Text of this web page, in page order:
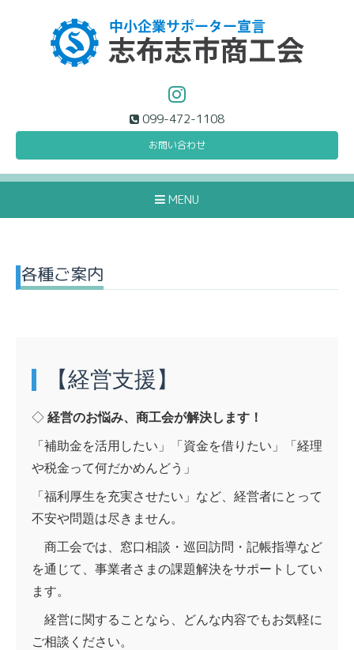
099-472-1108
お問い合わせ
MENU
各種ご案内
【経営支援】
◇ 経営のお悩み、商工会が解決します！
「補助金を活用したい」「資金を借りたい」「経理
や税金って何だかめんどう」
「福利厚生を充実させたい」など、経営者にとって
不安や問題は尽きません。
商工会では、窓口相談・巡回訪問・記帳指導など
を通じて、事業者さまの課題解決をサポートしてい
ます。
経営に関することなら、どんな内容でもお気軽に
ご相談ください。